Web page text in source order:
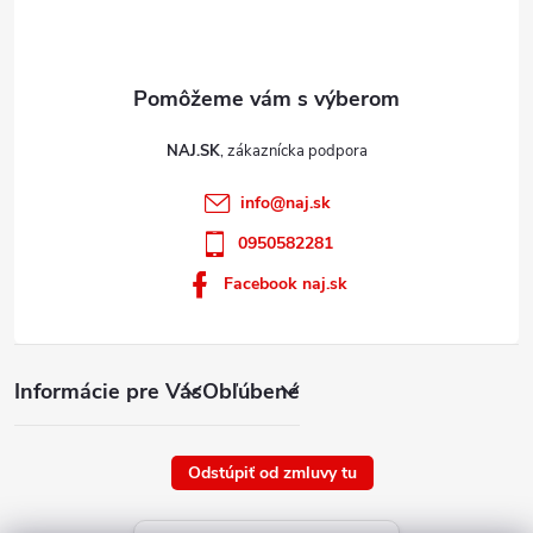
Informácie pre VásObľúbené
NAJ.SK
info@naj.sk
0950582281
Facebook naj.sk
Odstúpiť od zmluvy tu